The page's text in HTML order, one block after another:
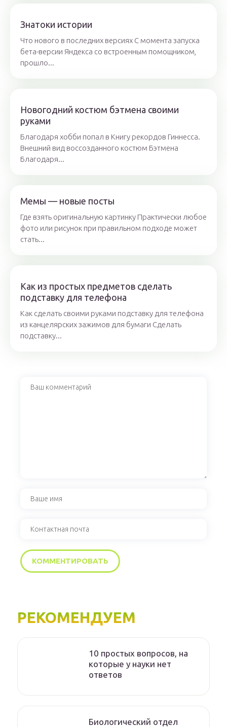
Знатоки истории
Что нового в последних версиях С момента запуска
бета-версии Яндекса со встроенным помощником,
прошло...
Новогодний костюм бэтмена своими
руками
Благодаря хобби попал в Книгу рекордов Гиннесса.
Внешний вид воссозданного костюм Бэтмена
Благодаря...
Мемы — новые посты
Где взять оригинальную картинку Практически любое
фото или рисунок при правильном подходе может
стать...
Как из простых предметов сделать
подставку для телефона
Как сделать своими руками подставку для телефона
из канцелярских зажимов для бумаги Сделать
подставку...
РЕКОМЕНДУЕМ
10 простых вопросов, на
которые у науки нет
ответов
Биологический отдел